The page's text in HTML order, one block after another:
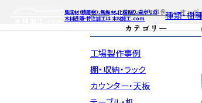
集成材（積層材）、無垢材、化粧貼り、白ポリの
木材通販・特注加工は 木材加工.com
種類・樹
自動
ホーム 施工・制作事例 オーデ
カテゴリー
工場製作事例
棚・収納・ラック
カウンター・天板